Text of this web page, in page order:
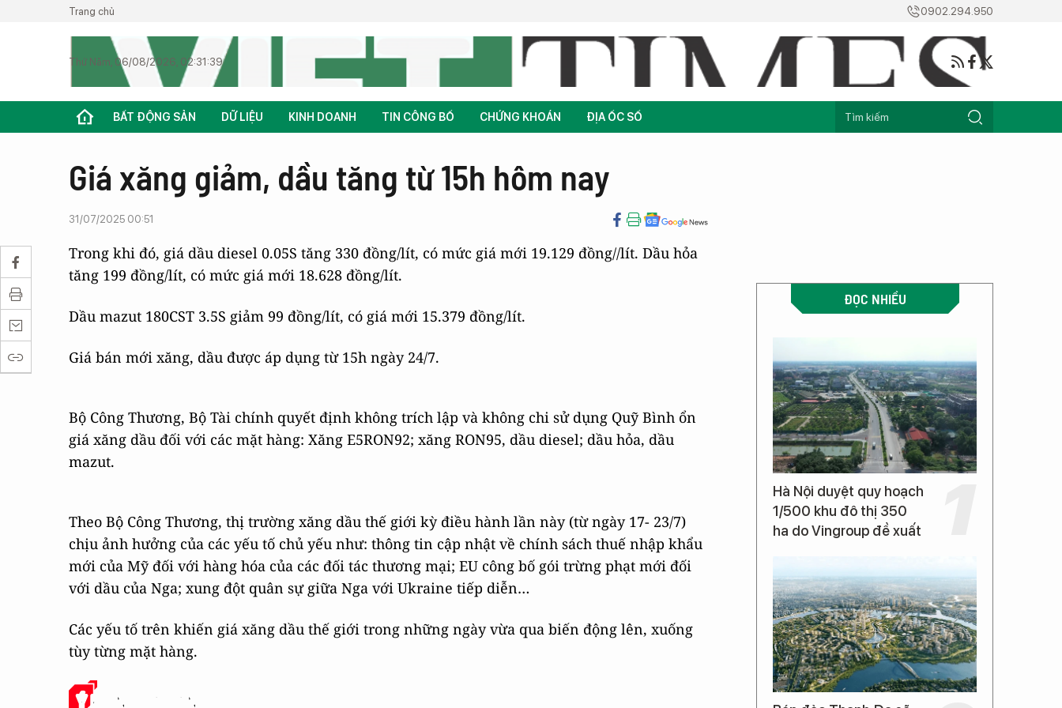
Trang chủ 0902.294.950
Thứ Năm, 06/08/2026, 02:31:39
BẤT ĐỘNG SẢN DỮ LIỆU KINH DOANH TIN CÔNG BỐ CHỨNG KHOÁN ĐỊA ỐC SỐ
Giá xăng giảm, dầu tăng từ 15h hôm nay
31/07/2025 00:51
Trong khi đó, giá dầu diesel 0.05S tăng 330 đồng/lít, có mức giá mới 19.129 đồng//lít. Dầu hỏa
tăng 199 đồng/lít, có mức giá mới 18.628 đồng/lít.
Dầu mazut 180CST 3.5S giảm 99 đồng/lít, có giá mới 15.379 đồng/lít.
Giá bán mới xăng, dầu được áp dụng từ 15h ngày 24/7.
Bộ Công Thương, Bộ Tài chính quyết định không trích lập và không chi sử dụng Quỹ Bình ổn
giá xăng dầu đối với các mặt hàng: Xăng E5RON92; xăng RON95, dầu diesel; dầu hỏa, dầu
mazut.
Theo Bộ Công Thương, thị trường xăng dầu thế giới kỳ điều hành lần này (từ ngày 17- 23/7)
chịu ảnh hưởng của các yếu tố chủ yếu như: thông tin cập nhật về chính sách thuế nhập khẩu
mới của Mỹ đối với hàng hóa của các đối tác thương mại; EU công bố gói trừng phạt mới đối
với dầu của Nga; xung đột quân sự giữa Nga với Ukraine tiếp diễn…
Các yếu tố trên khiến giá xăng dầu thế giới trong những ngày vừa qua biến động lên, xuống
tùy từng mặt hàng.
Ý KIẾN CỦA BẠN
ĐỌC NHIỀU
Hà Nội duyệt quy hoạch
1/500 khu đô thị 350
ha do Vingroup đề xuất